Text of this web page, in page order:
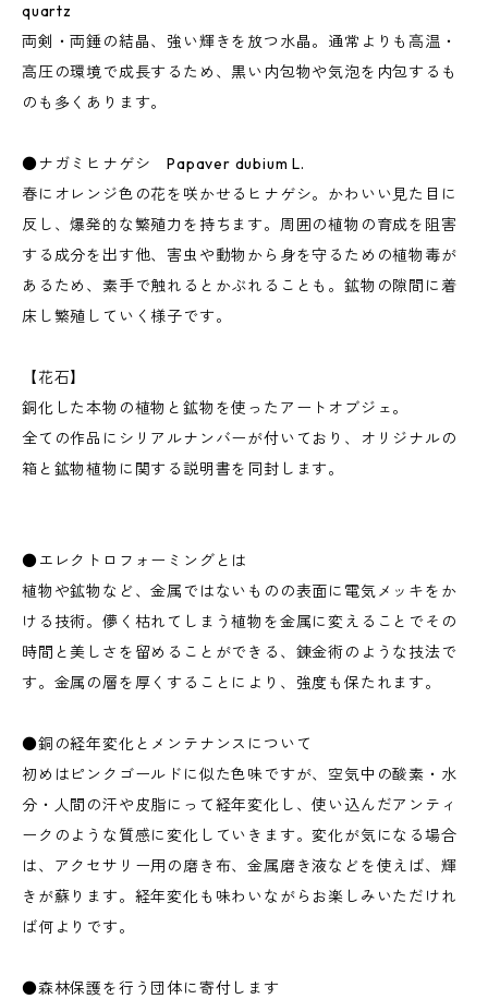
quartz
両剣・両錘の結晶、強い輝きを放つ水晶。通常よりも高温・
高圧の環境で成長するため、黒い内包物や気泡を内包するも
のも多くあります。
●ナガミヒナゲシ Papaver dubium L.
春にオレンジ色の花を咲かせるヒナゲシ。かわいい見た目に
反し、爆発的な繁殖力を持ちます。周囲の植物の育成を阻害
する成分を出す他、害虫や動物から身を守るための植物毒が
あるため、素手で触れるとかぶれることも。鉱物の隙間に着
床し繁殖していく様子です。
【花石】
銅化した本物の植物と鉱物を使ったアートオブジェ。
全ての作品にシリアルナンバーが付いており、オリジナルの
箱と鉱物植物に関する説明書を同封します。
●エレクトロフォーミングとは
植物や鉱物など、金属ではないものの表面に電気メッキをか
ける技術。儚く枯れてしまう植物を金属に変えることでその
時間と美しさを留めることができる、錬金術のような技法で
す。金属の層を厚くすることにより、強度も保たれます。
●銅の経年変化とメンテナンスについて
初めはピンクゴールドに似た色味ですが、空気中の酸素・水
分・人間の汗や皮脂にって経年変化し、使い込んだアンティ
ークのような質感に変化していきます。変化が気になる場合
は、アクセサリー用の磨き布、金属磨き液などを使えば、輝
きが蘇ります。経年変化も味わいながらお楽しみいただけれ
ば何よりです。
●森林保護を行う団体に寄付します